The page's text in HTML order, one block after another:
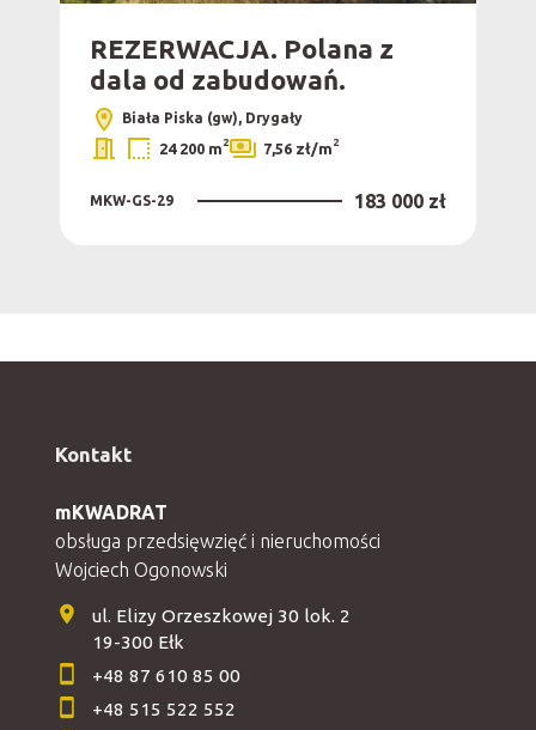
REZERWACJA. Polana z
dala od zabudowań.
Biała Piska (gw), Drygały
24 200 m2 7,56 zł/m2
MKW-GS-29 183 000 zł
Kontakt
mKWADRAT
obsługa przedsięwzięć i nieruchomości
Wojciech Ogonowski
ul. Elizy Orzeszkowej 30 lok. 2
19-300 Ełk
+48 87 610 85 00
+48 515 522 552